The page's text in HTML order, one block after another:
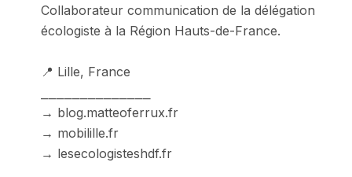
Collaborateur communication de la délégation
écologiste à la Région Hauts-de-France.
📍 Lille, France
→ blog.matteoferrux.fr
→ mobilille.fr
→ lesecologisteshdf.fr